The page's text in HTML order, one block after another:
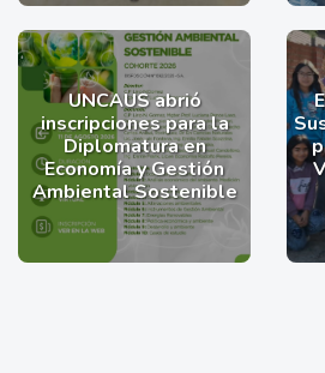
UNCAUS abrió
inscripciones para la
Diplomatura en
Economía y Gestión
Ambiental Sostenible